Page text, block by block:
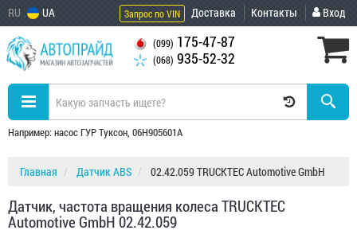
RU UA Запрос по VIN Доставка Контакты Вход
(099) 175-47-87
(068) 935-52-32
Например: насос ГУР Туксон, 06H905601A
Главная Датчик ABS 02.42.059 TRUCKTEC Automotive GmbH
Датчик, частота вращения колеса TRUCKTEC
Automotive GmbH 02.42.059